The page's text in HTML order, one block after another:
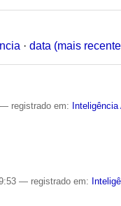
· data (mais
— registrado em: Inteligência
— registrado em: